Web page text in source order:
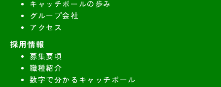
キャッチボールの歩み
グループ会社
アクセス
採用情報
募集要項
職種紹介
数字で分かるキャッチボール